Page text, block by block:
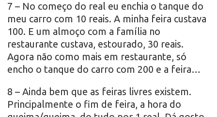
7 – No começo do real eu enchia o tanque do
meu carro com 10 reais. A minha feira custava
100. E um almoço com a família no
restaurante custava, estourado, 30 reais.
Agora não como mais em restaurante, só
encho o tanque do carro com 200 e a feira…
8 – Ainda bem que as feiras livres existem.
Principalmente o fim de feira, a hora do